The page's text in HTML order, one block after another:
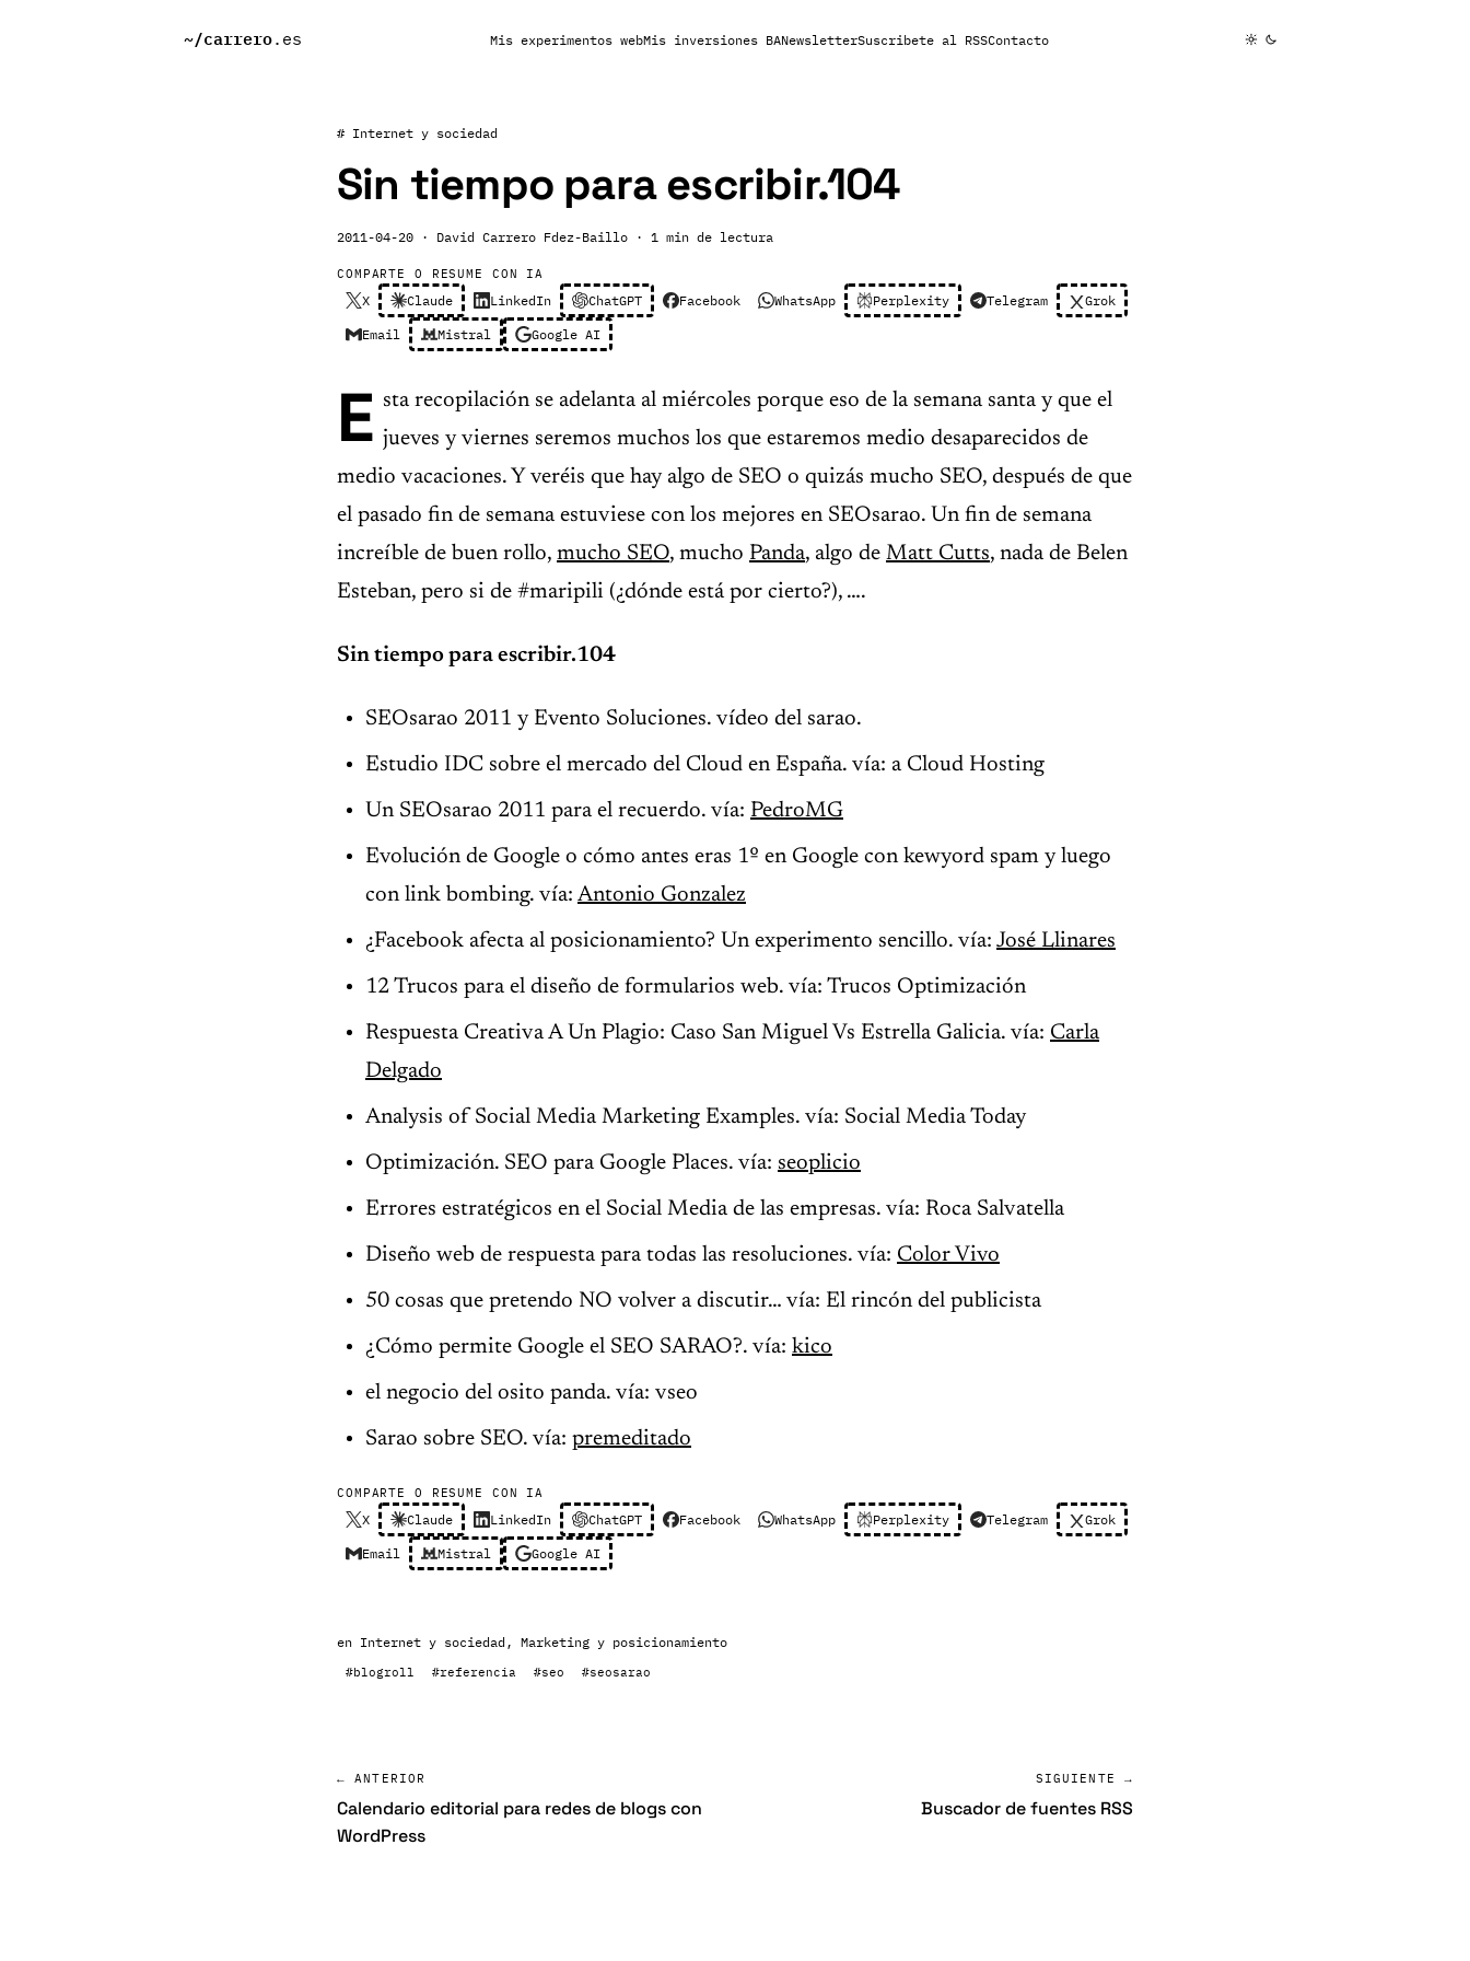
~/carrero.es Mis experimentos webMis inversiones BANewsletterSuscribete al RSSContacto
# Internet y sociedad
Sin tiempo para escribir.104
2011-04-20 · David Carrero Fdez-Baillo · 1 min de lectura
COMPARTE O RESUME CON IA
X Claude LinkedIn ChatGPT Facebook WhatsApp Perplexity Telegram Grok
Email Mistral Google AI
E sta recopilación se adelanta al miércoles porque eso de la semana santa y que el
jueves y viernes seremos muchos los que estaremos medio desaparecidos de
medio vacaciones. Y veréis que hay algo de SEO o quizás mucho SEO, después de que
el pasado fin de semana estuviese con los mejores en SEOsarao. Un fin de semana
increíble de buen rollo, mucho SEO, mucho Panda, algo de Matt Cutts, nada de Belen
Esteban, pero si de #maripili (¿dónde está por cierto?), ….
Sin tiempo para escribir.104
SEOsarao 2011 y Evento Soluciones. vídeo del sarao.
Estudio IDC sobre el mercado del Cloud en España. vía: a Cloud Hosting
Un SEOsarao 2011 para el recuerdo. vía: PedroMG
Evolución de Google o cómo antes eras 1º en Google con kewyord spam y luego
con link bombing. vía: Antonio Gonzalez
¿Facebook afecta al posicionamiento? Un experimento sencillo. vía: José Llinares
12 Trucos para el diseño de formularios web. vía: Trucos Optimización
Respuesta Creativa A Un Plagio: Caso San Miguel Vs Estrella Galicia. vía: Carla
Delgado
Analysis of Social Media Marketing Examples. vía: Social Media Today
Optimización. SEO para Google Places. vía: seoplicio
Errores estratégicos en el Social Media de las empresas. vía: Roca Salvatella
Diseño web de respuesta para todas las resoluciones. vía: Color Vivo
50 cosas que pretendo NO volver a discutir… vía: El rincón del publicista
¿Cómo permite Google el SEO SARAO?. vía: kico
el negocio del osito panda. vía: vseo
Sarao sobre SEO. vía: premeditado
COMPARTE O RESUME CON IA
X Claude LinkedIn ChatGPT Facebook WhatsApp Perplexity Telegram Grok
Email Mistral Google AI
en Internet y sociedad , Marketing y posicionamiento
#blogroll #referencia #seo #seosarao
← ANTERIOR
Calendario editorial para redes de blogs con
WordPress
SIGUIENTE →
Buscador de fuentes RSS